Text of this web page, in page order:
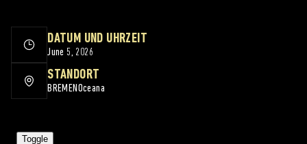
DATUM UND UHRZEIT
June 5, 2026
STANDORT
BREMENOceana